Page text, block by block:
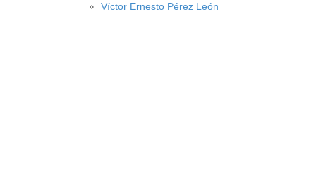
Víctor Ernesto Pérez León